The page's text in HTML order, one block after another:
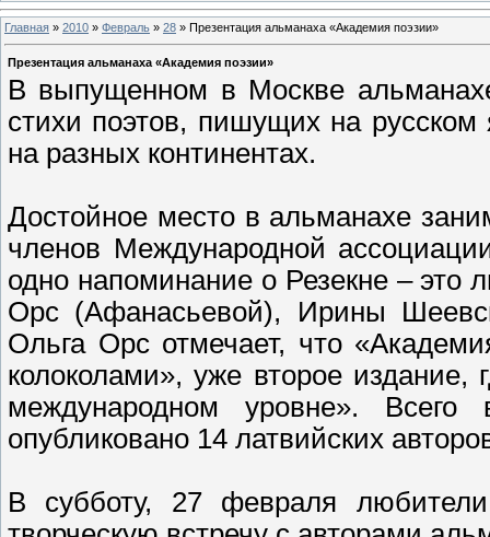
Главная » 2010 » Февраль » 28 » Презентация альманаха «Академия поэзии»
Презентация альманаха «Академия поэзии»
В выпущенном в Москве
стихи поэтов, пишущих на
на разных континентах.
Достойное место в альманахе
членов Международной
одно напоминание о Резекне – это
Орс (Афанасьевой), Ирины
Ольга Орс отмечает, что
колоколами», уже второе издание,
международном уровне».
опубликовано 14 латвийских
В субботу, 27 февраля